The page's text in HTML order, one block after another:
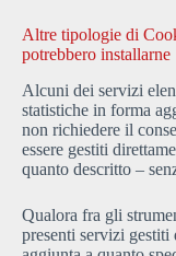
Altre tipologie di
potrebbero installarne
Alcuni dei servizi
statistiche in forma
non richiedere il
essere gestiti
quanto descritto –
Qualora fra gli
presenti servizi gestiti